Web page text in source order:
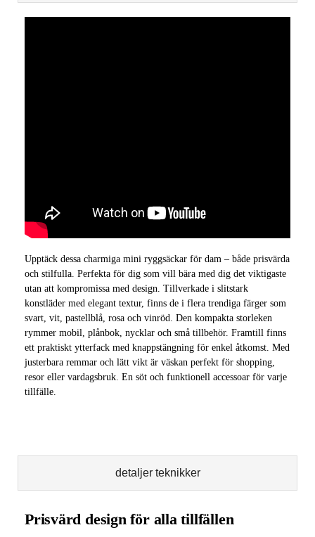
detaljer teknikker
Upptäck dessa charmiga mini ryggsäckar för dam – både prisvärda
och stilfulla. Perfekta för dig som vill bära med dig det viktigaste
utan att kompromissa med design. Tillverkade i slitstark
konstläder med elegant textur, finns de i flera trendiga färger som
svart, vit, pastellblå, rosa och vinröd. Den kompakta storleken
rymmer mobil, plånbok, nycklar och små tillbehör. Framtill finns
ett praktiskt ytterfack med knappstängning för enkel åtkomst. Med
justerbara remmar och lätt vikt är väskan perfekt för shopping,
resor eller vardagsbruk. En söt och funktionell accessoar för varje
tillfälle.
Prisvärd design för alla tillfällen